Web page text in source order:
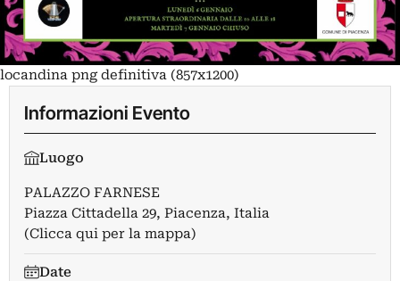
locandina png definitiva (857x1200)
Informazioni Evento
Luogo
PALAZZO FARNESE
Piazza Cittadella 29, Piacenza, Italia
(Clicca qui per la mappa)
Date